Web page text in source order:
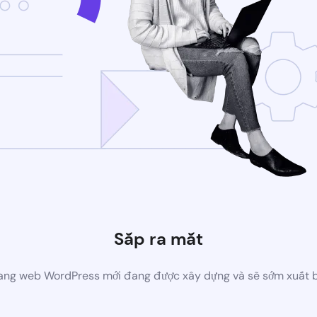
Sắp ra mắt
web WordPress mới đang được xây dựng và sẽ sớm xuất